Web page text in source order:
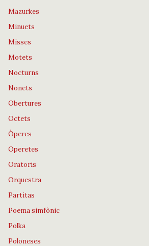
Mazurkes
Minuets
Misses
Motets
Nocturns
Nonets
Obertures
Octets
Òperes
Operetes
Oratoris
Orquestra
Partitas
Poema simfònic
Polka
Poloneses